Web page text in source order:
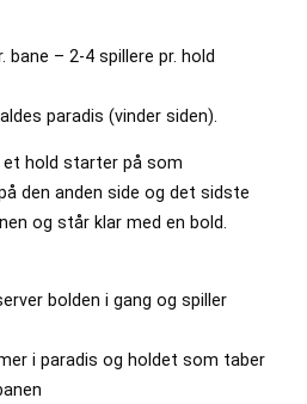
bane – 2-4 spillere pr. hold
paradis (vinder siden).
et hold starter på som
den anden side og det sidste
og står klar med en bold.
bolden i gang og spiller
i paradis og holdet som taber